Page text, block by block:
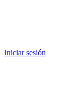
Iniciar sesión